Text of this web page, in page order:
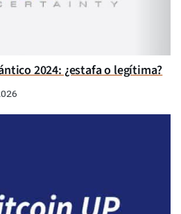
2024: ¿estafa o legítima?